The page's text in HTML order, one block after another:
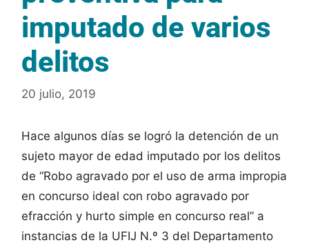
imputado de varios
delitos
20 julio, 2019
Hace algunos días se logró la detención de un
sujeto mayor de edad imputado por los delitos
de “Robo agravado por el uso de arma impropia
en concurso ideal con robo agravado por
efracción y hurto simple en concurso real” a
instancias de la UFIJ N.º 3 del Departamento